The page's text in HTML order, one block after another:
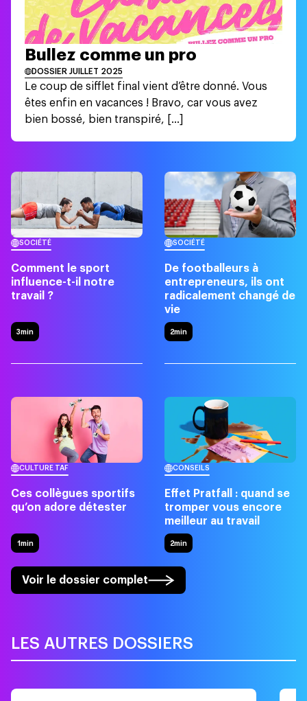
Bullez comme un pro
DOSSIER JUILLET 2025
Le coup de sifflet final vient d’être donné. Vous
êtes enfin en vacances ! Bravo, car vous avez
bien bossé, bien transpiré, [...]
SOCIÉTÉ
Comment le sport
influence-t-il notre
travail ?
3min
SOCIÉTÉ
De footballeurs à
entrepreneurs, ils ont
radicalement changé de
vie
2min
CULTURE TAF
Ces collègues sportifs
qu’on adore détester
1min
CONSEILS
Effet Pratfall : quand se
tromper vous encore
meilleur au travail
2min
Voir le dossier complet
LES AUTRES DOSSIERS